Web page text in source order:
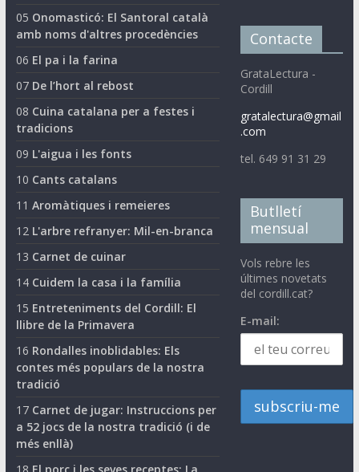
05 Onomasticó: El Santoral català
amb noms d'altres procedències
06 El pa i la farina
07 De l’hort al rebost
08 Cuina catalana per a festes i
tradicions
09 L'aigua i les fonts
10 Cants catalans
11 Aromàtiques i remeieres
12 L'arbre refranyer: Mil-en-branca
13 Carnet de cuinar
14 Cuidem la casa i la família
15 Entreteniments del Cordill: El
llibre de la Primavera
16 Rondalles inoblidables: Els
contes més populars de la nostra
tradició
17 Carnet de jugar: Instruccions per
a 52 jocs de la nostra tradició (i de
més enllà)
Contacte
GrataLectura -
Cordill
gratalectura@gmail
.com
tel. 649 91 31 29
Butlletí
mensual
Vols rebre les
últimes novetats
del cordill.cat?
E-mail: